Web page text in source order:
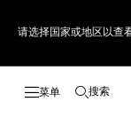
请选择国家或地区以查
打开搜索
搜索